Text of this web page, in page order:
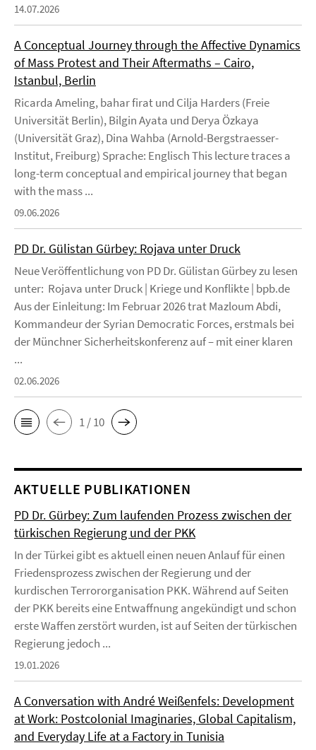
14.07.2026
A Conceptual Journey through the Affective Dynamics
of Mass Protest and Their Aftermaths – Cairo,
Istanbul, Berlin
Ricarda Ameling, bahar firat und Cilja Harders (Freie
Universität Berlin), Bilgin Ayata und Derya Özkaya
(Universität Graz), Dina Wahba (Arnold-Bergstraesser-
Institut, Freiburg) Sprache: Englisch This lecture traces a
long-term conceptual and empirical journey that began
with the mass ...
09.06.2026
PD Dr. Gülistan Gürbey: Rojava unter Druck
Neue Veröffentlichung von PD Dr. Gülistan Gürbey zu lesen
unter: Rojava unter Druck | Kriege und Konflikte | bpb.de
Aus der Einleitung: Im Februar 2026 trat Mazloum Abdi,
Kommandeur der Syrian Democratic Forces, erstmals bei
der Münchner Sicherheitskonferenz auf – mit einer klaren
...
02.06.2026
1 / 10
AKTUELLE PUBLIKATIONEN
PD Dr. Gürbey: Zum laufenden Prozess zwischen der
türkischen Regierung und der PKK
In der Türkei gibt es aktuell einen neuen Anlauf für einen
Friedensprozess zwischen der Regierung und der
kurdischen Terrororganisation PKK. Während auf Seiten
der PKK bereits eine Entwaffnung angekündigt und schon
erste Waffen zerstört wurden, ist auf Seiten der türkischen
Regierung jedoch ...
19.01.2026
A Conversation with André Weißenfels: Development
at Work: Postcolonial Imaginaries, Global Capitalism,
and Everyday Life at a Factory in Tunisia